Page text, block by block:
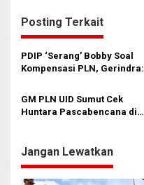
g
a
s
p
o
Posting Terkait
PDIP ‘Serang’ Bobby Soal
Kompensasi PLN, Gerindra:
GM PLN UID Sumut Cek
Huntara Pascabencana di
Jangan Lewatkan